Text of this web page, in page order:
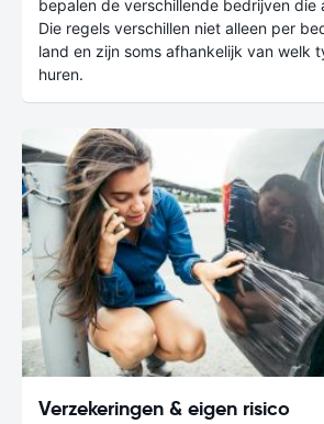
bepalen de verschillende bedrijven die
Die regels verschillen niet alleen per
land en zijn soms afhankelijk van welk
huren.
Verzekeringen & eigen risico